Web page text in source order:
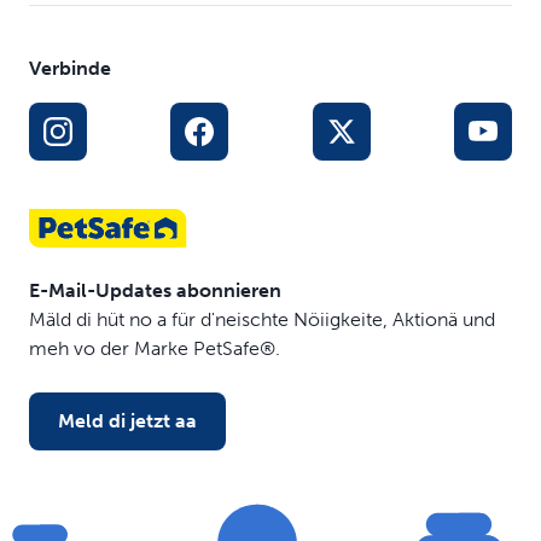
Verbinde
E-Mail-Updates abonnieren
Mäld di hüt no a für d'neischte Nöiigkeite, Aktionä und
meh vo der Marke PetSafe®.
Meld di jetzt aa